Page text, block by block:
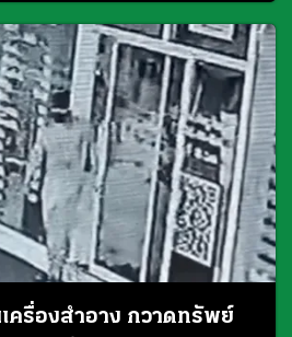
ครื่องสำอาง กวาดทรัพย์